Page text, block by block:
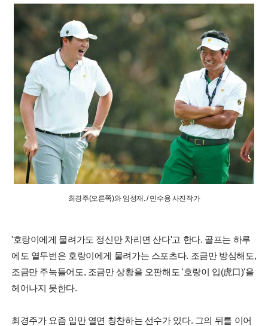
최경주(오른쪽)와 임성재. / 민수용 사진작가
'호랑이에게 물려가도 정신만 차리면 산다'고 한다. 골프는 하루
에도 열두번은 호랑이에게 물려가는 스포츠다. 조금만 방심해도,
조금만 주눅들어도, 조금만 상황을 오판해도 '호랑이 입(虎口)'을
헤어나지 못한다.
최경주가 요즘 입만 열면 칭찬하는 선수가 있다. 그의 뒤를 이어